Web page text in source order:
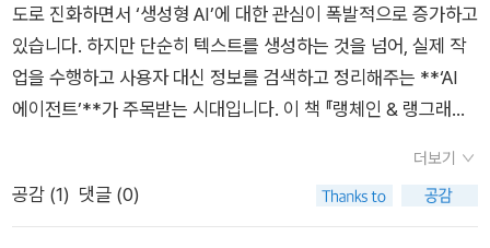
도로 진화하면서 ‘생성형 AI’에 대한 관심이 폭발적으로 증가하고
있습니다. 하지만 단순히 텍스트를 생성하는 것을 넘어, 실제 작
업을 수행하고 사용자 대신 정보를 검색하고 정리해주는 **‘AI
에이전트’**가 주목받는 시대입니다. 이 책 『랭체인 & 랭그래프
전트를 개념부터 실습까지, 체계적으로 안내하는 실전형 가이드
북입니다.특히 랭체인, 랭그래프, AutoGPT, 오토젠, 크루AI, 라
마인덱스, M365 코파일럿 등 8가지 최신 프레임워크를 기반으
더보기
공감 (1) 댓글 (0)